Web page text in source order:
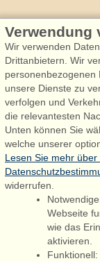
Følg os på:
Verwendung
Wir verwenden
Drittanbietern. Wir
personenbezogenen
unsere Dienste zu
verfolgen und
die relevantesten
Unten können Sie
welche unserer
Lesen Sie mehr
widerrufen.
Webseite
wie das
aktivieren.